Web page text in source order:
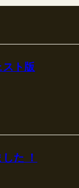
ト版
た ！